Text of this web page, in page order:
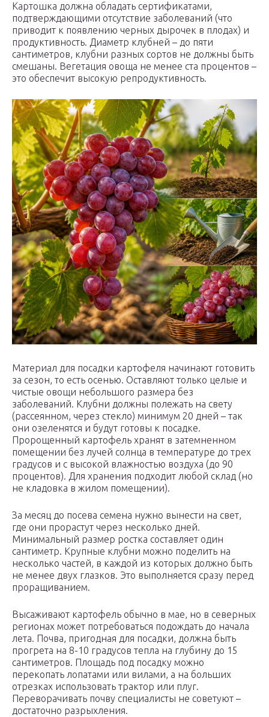
Картошка должна обладать сертификатами,
подтверждающими отсутствие заболеваний (что
приводит к появлению черных дырочек в плодах) и
продуктивность. Диаметр клубней – до пяти
сантиметров, клубни разных сортов не должны быть
смешаны. Вегетация овоща не менее ста процентов –
это обеспечит высокую репродуктивность.
Материал для посадки картофеля начинают готовить
за сезон, то есть осенью. Оставляют только целые и
чистые овощи небольшого размера без
заболеваний. Клубни должны полежать на свету
(рассеянном, через стекло) минимум 20 дней – так
они озеленятся и будут готовы к посадке.
Пророщенный картофель хранят в затемненном
помещении без лучей солнца в температуре до трех
градусов и с высокой влажностью воздуха (до 90
процентов). Для хранения подходит любой склад (но
не кладовка в жилом помещении).
За месяц до посева семена нужно вынести на свет,
где они прорастут через несколько дней.
Минимальный размер ростка составляет один
сантиметр. Крупные клубни можно поделить на
несколько частей, в каждой из которых должно быть
не менее двух глазков. Это выполняется сразу перед
проращиванием.
Высаживают картофель обычно в мае, но в северных
регионах может потребоваться подождать до начала
лета. Почва, пригодная для посадки, должна быть
прогрета на 8-10 градусов тепла на глубину до 15
сантиметров. Площадь под посадку можно
перекопать лопатами или вилами, а на больших
отрезках использовать трактор или плуг.
Переворачивать почву специалисты не советуют –
достаточно разрыхления.